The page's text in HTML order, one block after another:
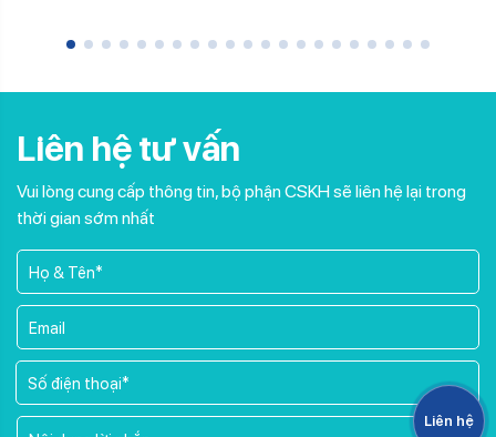
Liên hệ tư vấn
Vui lòng cung cấp thông tin, bộ phận CSKH sẽ liên hệ lại trong
thời gian sớm nhất
Liên hệ